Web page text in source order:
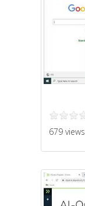
679 views